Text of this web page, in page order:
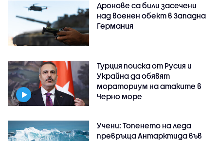
Дронове са били засечени
над военен обект в Западна
Германия
Турция поиска от Русия и
Украйна да обявят
мораториум на атаките в
Черно море
Учени: Топенето на леда
превръща Антарктида във